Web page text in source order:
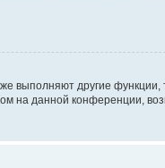
выполняют другие функции,
на данной конференции,